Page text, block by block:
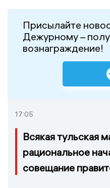
Присылайте
Дежурному –
вознаграждение!
17:05
Всякая тульская
рациональное
совещание